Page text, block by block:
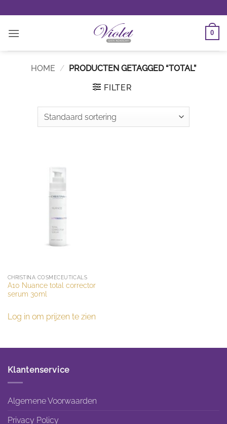
naar
inhoud
0
HOME / PRODUCTEN GETAGGED “TOTAL”
FILTER
CHRISTINA COSMECEUTICALS
A10 Nuance total corrector
serum 30ml
Log in om prijzen te zien
Klantenservice
Algemene Voorwaarden
Privacy Policy